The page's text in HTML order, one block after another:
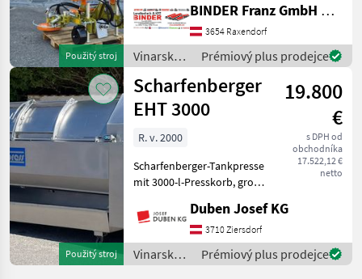
Použitý stroj
Ostraticky MSO-400HP ✔️
durch Eigenölversorgung
ist Mähen auch ✔️ mit
kleineren Traktoren
problemlos möglich!
BINDER Franz GmbH & CoKG
3654 Raxendorf
Vinarské
stroje /
Sonstige
Prémiový plus prodejce
Použitý stroj
Scharfenberger
EHT 3000
19.800
€
s DPH od
obchodníka
17.522,12 €
netto
R. v. 2000
Scharfenberger-Tankpresse
mit 3000-l-Presskorb, große
verschiebbaren Türen,
vollautomatische
Steuerung, Display seitlich,
Zentralbefüllungsansch
Duben Josef KG
3710 Ziersdorf
Vinarské
stroje /
Prémiový plus prodejce